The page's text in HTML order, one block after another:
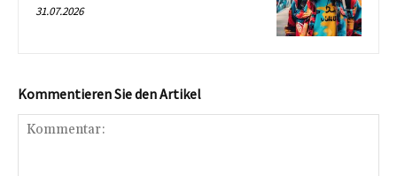
31.07.2026
Kommentieren Sie den Artikel